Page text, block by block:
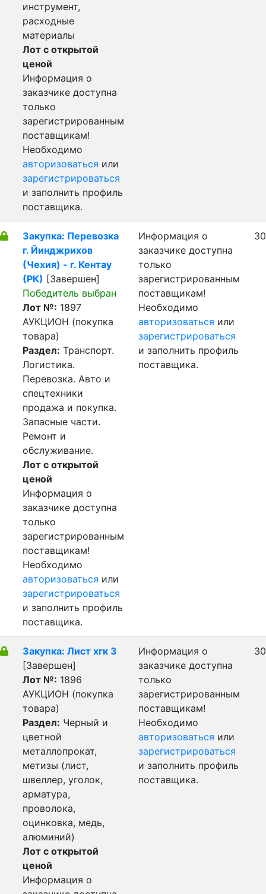
инструмент,
расходные
материалы
Лот с открытой
ценой
Информация о
заказчике доступна
только
зарегистрированным
поставщикам!
Необходимо
авторизоваться или
зарегистрироваться
и заполнить профиль
поставщика.
Закупка: Перевозка
г. Йинджрихов
(Чехия) - г. Кентау
(РК) [Завершен]
Победитель выбран
Лот №: 1897
АУКЦИОН (покупка
товара)
Раздел: Транспорт.
Логистика.
Перевозка. Авто и
спецтехники
продажа и покупка.
Запасные части.
Ремонт и
обслуживание.
Лот с открытой
ценой
Информация о
заказчике доступна
только
зарегистрированным
поставщикам!
Необходимо
авторизоваться или
зарегистрироваться
и заполнить профиль
поставщика.
Информация о
заказчике доступна
только
зарегистрированным
поставщикам!
Необходимо
авторизоваться или
зарегистрироваться
и заполнить профиль
поставщика.
Закупка: Лист хгк 3
[Завершен]
Лот №: 1896
АУКЦИОН (покупка
товара)
Раздел: Черный и
цветной
металлопрокат,
метизы (лист,
швеллер, уголок,
арматура,
проволока,
оцинковка, медь,
алюминий)
Лот с открытой
ценой
Информация о
Информация о
заказчике доступна
только
зарегистрированным
поставщикам!
Необходимо
авторизоваться или
зарегистрироваться
и заполнить профиль
поставщика.